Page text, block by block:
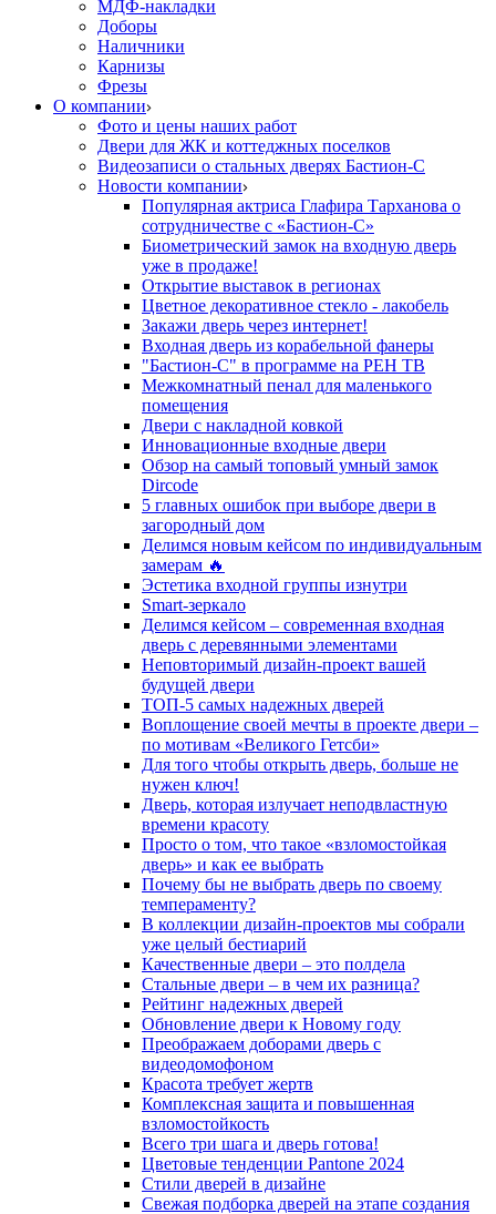
МДФ-накладки
Доборы
Наличники
Карнизы
Фрезы
О компании
Фото и цены наших работ
Двери для ЖК и коттеджных поселков
Видеозаписи о стальных дверях Бастион-С
Новости компании
Популярная актриса Глафира Тарханова о
сотрудничестве с «Бастион-С»
Биометрический замок на входную дверь
уже в продаже!
Открытие выставок в регионах
Цветное декоративное стекло - лакобель
Закажи дверь через интернет!
Входная дверь из корабельной фанеры
"Бастион-С" в программе на РЕН ТВ
Межкомнатный пенал для маленького
помещения
Двери с накладной ковкой
Инновационные входные двери
Обзор на самый топовый умный замок
Dircode
5 главных ошибок при выборе двери в
загородный дом
Делимся новым кейсом по индивидуальным
замерам 🔥
Эстетика входной группы изнутри
Smart-зеркало
Делимся кейсом – современная входная
дверь с деревянными элементами
Неповторимый дизайн-проект вашей
будущей двери
ТОП-5 самых надежных дверей
Воплощение своей мечты в проекте двери –
по мотивам «Великого Гетсби»
Для того чтобы открыть дверь, больше не
нужен ключ!
Дверь, которая излучает неподвластную
времени красоту
Просто о том, что такое «взломостойкая
дверь» и как ее выбрать
Почему бы не выбрать дверь по своему
темпераменту?
В коллекции дизайн-проектов мы собрали
уже целый бестиарий
Качественные двери – это полдела
Стальные двери – в чем их разница?
Рейтинг надежных дверей
Обновление двери к Новому году
Преображаем доборами дверь с
видеодомофоном
Красота требует жертв
Комплексная защита и повышенная
взломостойкость
Всего три шага и дверь готова!
Цветовые тенденции Pantone 2024
Стили дверей в дизайне
Свежая подборка дверей на этапе создания